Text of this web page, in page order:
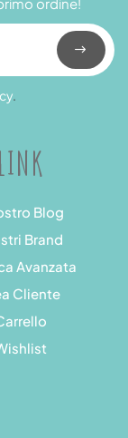
LINK
Blog
Brand
Avanzata
Cliente
.